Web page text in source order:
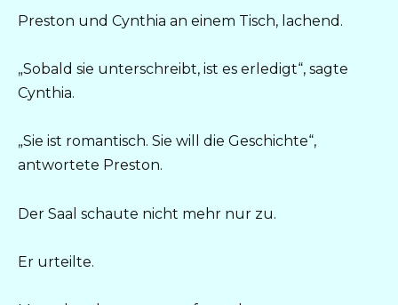
Preston und Cynthia an einem Tisch, lachend.
„Sobald sie unterschreibt, ist es erledigt“, sagte
Cynthia.
„Sie ist romantisch. Sie will die Geschichte“,
antwortete Preston.
Der Saal schaute nicht mehr nur zu.
Er urteilte.